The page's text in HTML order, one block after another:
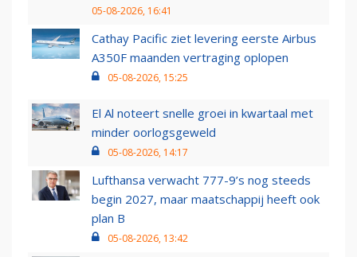
05-08-2026, 16:41
Cathay Pacific ziet levering eerste Airbus
A350F maanden vertraging oplopen
05-08-2026, 15:25
El Al noteert snelle groei in kwartaal met
minder oorlogsgeweld
05-08-2026, 14:17
Lufthansa verwacht 777-9’s nog steeds
begin 2027, maar maatschappij heeft ook
plan B
05-08-2026, 13:42